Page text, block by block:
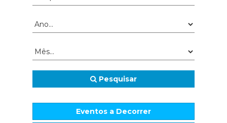
Pesquisar
Eventos a Decorrer